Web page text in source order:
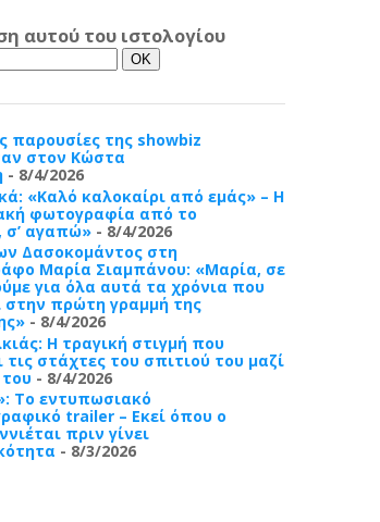
αυτού του ιστολογίου
παρουσίες της showbiz
στον Κώστα
- 8/4/2026
«Καλό καλοκαίρι από εμάς» – Η
φωτογραφία από το
αγαπώ»- 8/4/2026
Δασοκομάντος στη
Μαρία Σιαμπάνου: «Μαρία, σε
για όλα αυτά τα χρόνια που
στην πρώτη γραμμή της
- 8/4/2026
Η τραγική στιγμή που
τις στάχτες του σπιτιού του μαζί
του- 8/4/2026
Το εντυπωσιακό
trailer – Εκεί όπου ο
πριν γίνει
- 8/3/2026